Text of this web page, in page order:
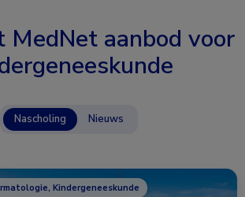
MedNet aanbod voor
Nascholing Nieuws
Kindergeneeskunde